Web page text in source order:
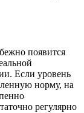
появится
Если уровень
норму, на
регулярно